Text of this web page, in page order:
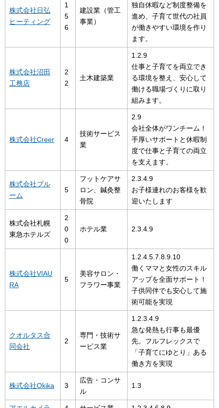
株式会社日弘
ヒーティング
1
5
6
建設業（管工
事業）
独自休暇など制度整備を
進め、子育て世代の社員
が働きやすい環境を作り
ます。
株式会社沼田
工務店
2
2
土木建築業
1.2.9
仕事と子育てを両立でき
る環境を整え、安心して
働ける職場づくりに取り
組みます。
株式会社Creer 4
技術サービス
業
2.9
会社全体がワンチーム！
手厚いサポートと休暇制
度で仕事と子育ての両立
を支えます。
株式会社ブル
ーム
5
フットケアサ
ロン、鍼灸整
骨院
2.3.4.9
お子様連れのお客様を歓
迎いたします
株式会社札幌
東急ホテルズ
2
0
0
ホテル業 2.3.4.9
株式会社VIAU
RA
5
美容サロン・
フラワー事業
1.2.4.5.7.8.9.10
働くママと女性のスキル
アップを全面サポート！
子供同伴でも安心して施
術可能を実現
クオルタス合
同会社
2
専門・技術サ
ービス業
1.2.3.4.9
急な発熱も行事も最優
先。フルフレックスで
「子育てにゆとり」ある
働き方を実現
株式会社Okika 3
広告・コンサ
ル
1.3